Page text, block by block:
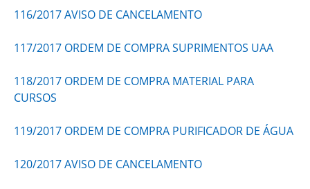
116/2017 AVISO DE CANCELAMENTO
117/2017 ORDEM DE COMPRA SUPRIMENTOS UAA
118/2017 ORDEM DE COMPRA MATERIAL PARA
CURSOS
119/2017 ORDEM DE COMPRA PURIFICADOR DE ÁGUA
120/2017 AVISO DE CANCELAMENTO